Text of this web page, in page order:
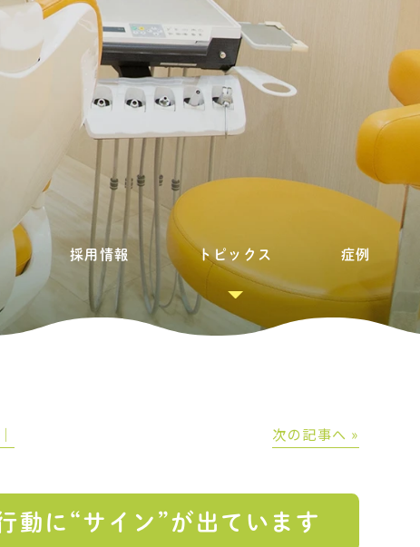
採用情報 トピックス 症例
次の記事へ »
に“サイン”が出ています